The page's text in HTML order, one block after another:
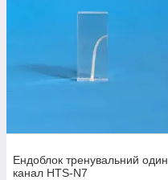
Ендоблок тренувальний один
канал HTS-N7